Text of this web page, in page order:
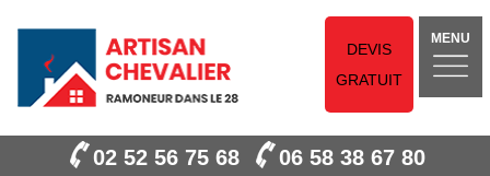
DEVIS
GRATUIT
MENU
02 52 56 75 68 06 58 38 67 80